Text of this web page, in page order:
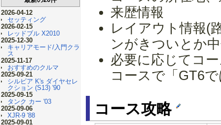
2026-04-12
セッティング
2026-02-15
レッドブル X2010
2025-12-30
キャリアモード/入門クラ
ス
2025-11-17
おすすめのクルマ
2025-09-21
シルビア K's ダイヤセレ
クション (S13) '90
2025-09-15
タンク カー '03
2025-09-06
XJR-9 '88
2025-09-01
来歴情報
レイアウト情報(
ンがきついとか
必要に応じてコ
コースで「GT6
コース攻略